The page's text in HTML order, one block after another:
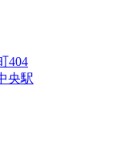
404
央駅